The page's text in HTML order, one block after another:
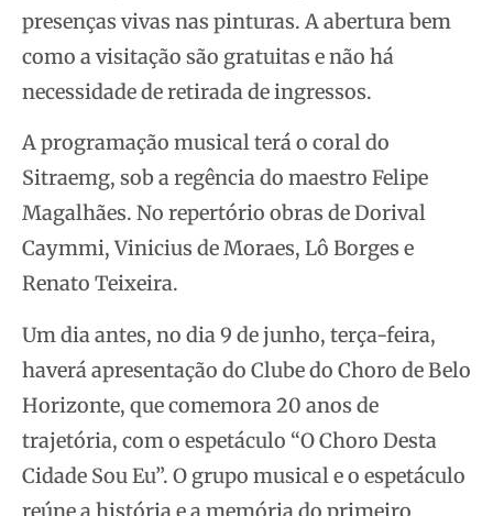
presenças vivas nas pinturas. A abertura bem
como a visitação são gratuitas e não há
necessidade de retirada de ingressos.
A programação musical terá o coral do
Sitraemg, sob a regência do maestro Felipe
Magalhães. No repertório obras de Dorival
Caymmi, Vinicius de Moraes, Lô Borges e
Renato Teixeira.
Um dia antes, no dia 9 de junho, terça-feira,
haverá apresentação do Clube do Choro de Belo
Horizonte, que comemora 20 anos de
trajetória, com o espetáculo “O Choro Desta
Cidade Sou Eu”. O grupo musical e o espetáculo
reúne a história e a memória do primeiro